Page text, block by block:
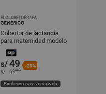
ELCLOSETDERAFA
GENÉRICO
Cobertor de lactancia
para maternidad modelo
marron
s/49 -29%
s/ 69.90
Exclusivo para venta web